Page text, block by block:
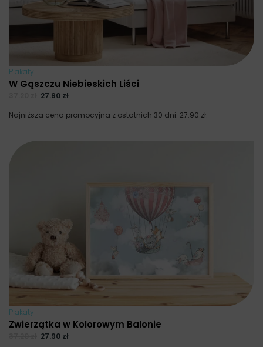
Plakaty
W Gąszczu Niebieskich Liści
27.90 zł
Najniższa cena promocyjna z ostatnich 30 dni: 27.90 zł.
Plakaty
Zwierzątka w Kolorowym Balonie
27.90 zł